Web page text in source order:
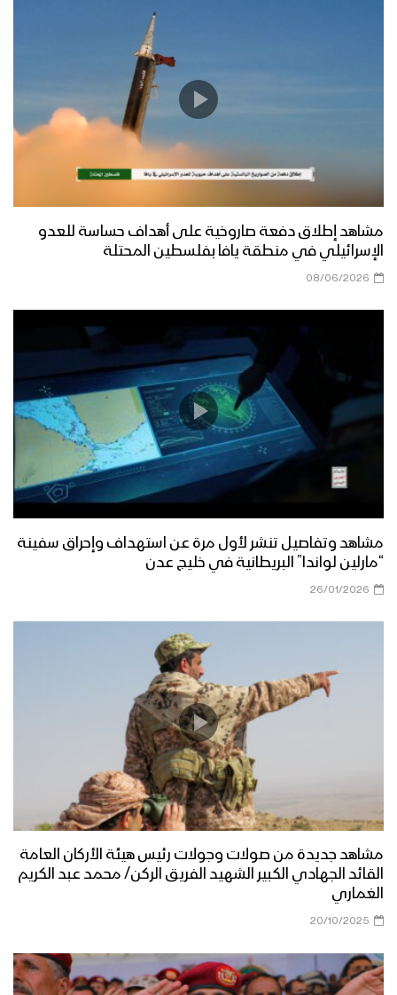
مشاهد إطلاق دفعة صاروخية على أهداف حساسة للعدو
الإسرائيلي في منطقة يافا بفلسطين المحتلة
08/06/2026
مشاهد وتفاصيل تنشر لأول مرة عن استهداف وإحراق سفينة
“مارلين لواندا” البريطانية في خليج عدن
26/01/2026
مشاهد جديدة من صولات وجولات رئيس هيئة الأركان العامة
القائد الجهادي الكبير الشهيد الفريق الركن/ محمد عبد الكريم
الغماري
20/10/2025